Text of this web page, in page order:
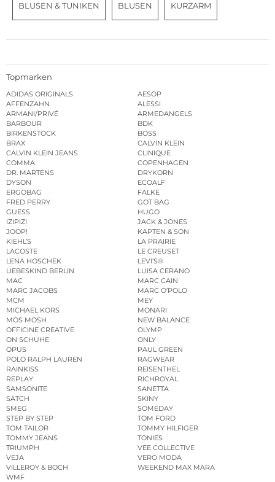
BLUSEN & TUNIKEN BLUSEN KURZARM
Topmarken
ADIDAS ORIGINALS
AESOP
AFFENZAHN
ALESSI
ARMANI/PRIVÉ
ARMEDANGELS
BARBOUR
BDK
BIRKENSTOCK
BOSS
BRAX
CALVIN KLEIN
CALVIN KLEIN JEANS
CLINIQUE
COMMA
COPENHAGEN
DR. MARTENS
DRYKORN
DYSON
ECOALF
ERGOBAG
FALKE
FRED PERRY
GOT BAG
GUESS
HUGO
IZIPIZI
JACK & JONES
JOOP!
KAPTEN & SON
KIEHL’S
LA PRAIRIE
LACOSTE
LE CREUSET
LENA HOSCHEK
LEVI’S®
LIEBESKIND BERLIN
LUISA CERANO
MAC
MARC CAIN
MARC JACOBS
MARC O’POLO
MCM
MEY
MICHAEL KORS
MONARI
MOS MOSH
NEW BALANCE
OFFICINE CREATIVE
OLYMP
ON SCHUHE
ONLY
OPUS
PAUL GREEN
POLO RALPH LAUREN
RAGWEAR
RAINKISS
REISENTHEL
REPLAY
RICHROYAL
SAMSONITE
SANETTA
SATCH
SKINY
SMEG
SOMEDAY
STEP BY STEP
TOM FORD
TOM TAILOR
TOMMY HILFIGER
TOMMY JEANS
TONIES
TRIUMPH
VEE COLLECTIVE
VEJA
VERO MODA
VILLEROY & BOCH
WEEKEND MAX MARA
WMF